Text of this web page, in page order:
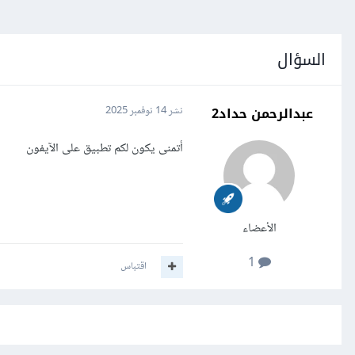
السؤال
عبدالرحمن حداد2
الأعضاء
نشر14 نوفمبر 2025
أتمنى يكون لكم تطبيق على الآيفون
اقتباس